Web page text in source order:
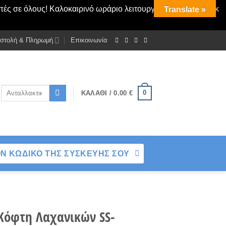
σε όλους! Καλοκαιρινό ωράριο λειτουργίας Δευτ - Παρασκ
& Πληρωμή Επικοινωνία
Αναζήτηση
ΚΑΛΆΘΙ /0.00 € 0
ΚΩΔΙΚΟ ΤΗΣ ΣΥΣΚΕΥΗΣ ΣΟΥ
Λαχανικών SS-
Translate »